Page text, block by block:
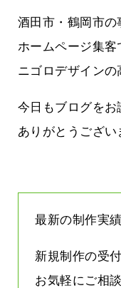
酒田市・鶴岡市の
ホームページ集客
ニゴロデザインの
今日もブログをお
ありがとうござい
最新の制作実
新規制作の受
お気軽にご相
ームペ